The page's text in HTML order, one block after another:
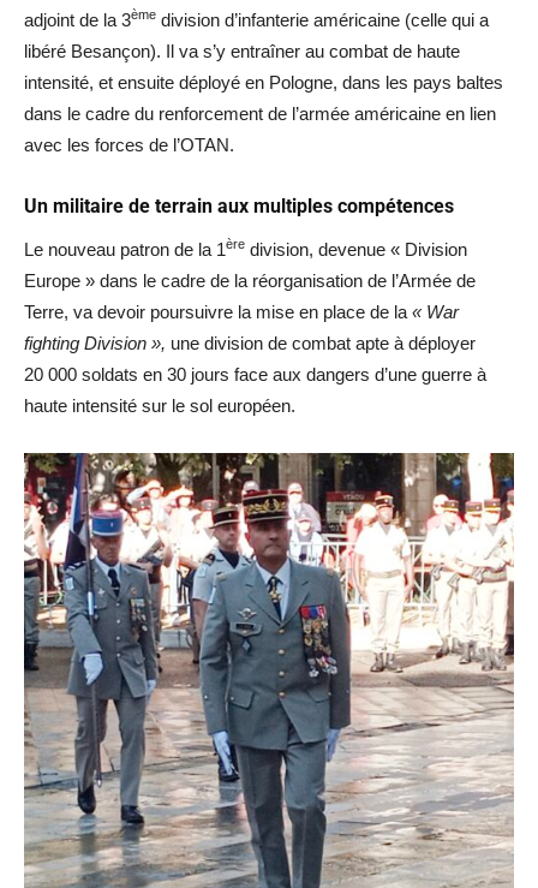
adjoint de la 3ème division d’infanterie américaine (celle qui a
libéré Besançon). Il va s’y entraîner au combat de haute
intensité, et ensuite déployé en Pologne, dans les pays baltes
dans le cadre du renforcement de l’armée américaine en lien
avec les forces de l’OTAN.
Un militaire de terrain aux multiples compétences
Le nouveau patron de la 1ère division, devenue « Division
Europe » dans le cadre de la réorganisation de l’Armée de
Terre, va devoir poursuivre la mise en place de la « War
fighting Division », une division de combat apte à déployer
20 000 soldats en 30 jours face aux dangers d’une guerre à
haute intensité sur le sol européen.